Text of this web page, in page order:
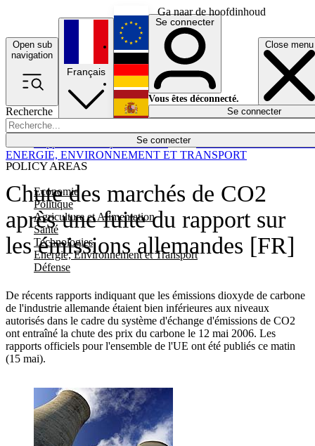
Ga naar de hoofdinhoud
Open sub
navigation
Close menu
Recherche
Se connecter
POLICY AREAS
Economie
Politique
Agriculture et Alimentation
Santé
Technologies
Energie, Environnement et Transport
Défense
Économie
Français
English
Deutsch
Español
Se connecter
Vous êtes déconnecté.
Se connecter
Chute des marchés de CO2
après une fuite du rapport sur
les émissions allemandes [FR]
De récents rapports indiquant que les émissions dioxyde de carbone
de l'industrie allemande étaient bien inférieures aux niveaux
autorisés dans le cadre du système d'échange d'émissions de CO2
ont entraîné la chute des prix du carbone le 12 mai 2006. Les
rapports officiels pour l'ensemble de l'UE ont été publiés ce matin
(15 mai).
ENERGIE, ENVIRONNEMENT ET TRANSPORT